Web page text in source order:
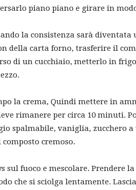
piano piano e girare in
la consistenza sarà diventata
della carta forno, trasferire il
di un cucchiaio, metterlo in
la crema, Quindi mettere in
rimanere per circa 10 minuti.
spalmabile, vaniglia, zucchero
cremoso.
sul fuoco e mescolare. Prendere
che si sciolga lentamente.